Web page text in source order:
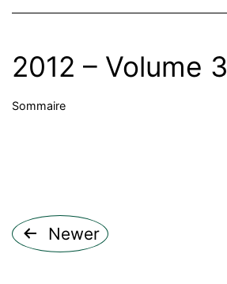
2012 – Volume 3
Sommaire
Pagination
des
Newer